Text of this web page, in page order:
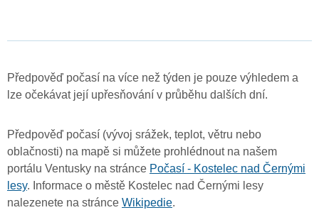
Předpověď počasí na více než týden je pouze výhledem a
lze očekávat její upřesňování v průběhu dalších dní.
Předpověď počasí (vývoj srážek, teplot, větru nebo
oblačnosti) na mapě si můžete prohlédnout na našem
portálu Ventusky na stránce Počasí - Kostelec nad Černými
lesy. Informace o městě Kostelec nad Černými lesy
nalezenete na stránce Wikipedie.